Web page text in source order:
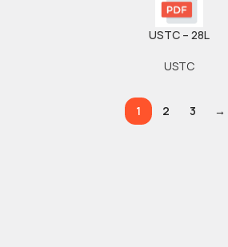
USTC – 28L
USTC
1 2 3 →